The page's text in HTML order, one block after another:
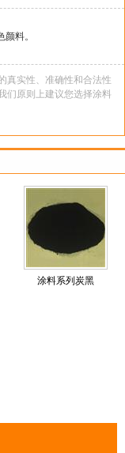
料。
真实性、准确性和合法性
们原则上建议您选择涂料
涂料系列炭黑